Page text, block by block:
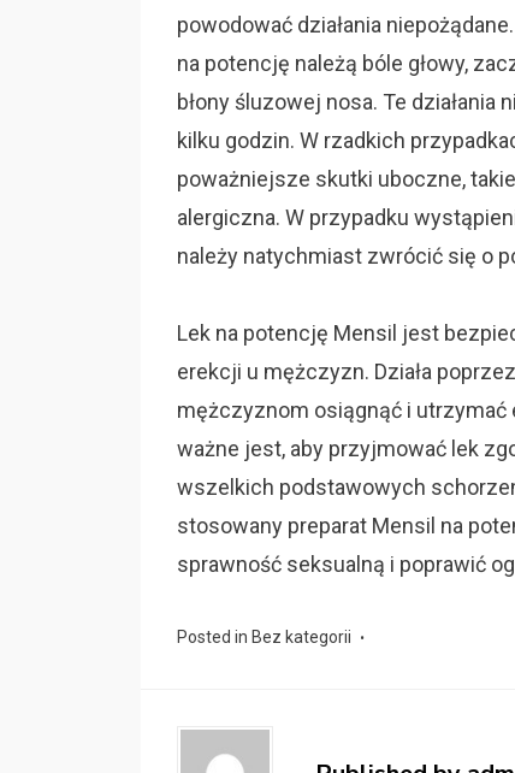
powodować działania
na potencję należą bóle głowy,
błony śluzowej nosa. Te
kilku godzin. W rzadkich
poważniejsze skutki uboczne,
alergiczna. W przypadku
należy natychmiast zwrócić się o
Lek na potencję Mensil jest
erekcji u mężczyzn. Działa
mężczyznom osiągnąć i
ważne jest, aby przyjmować lek
wszelkich podstawowych
stosowany preparat Mensil na
sprawność seksualną i poprawić
Posted in Bez kategorii